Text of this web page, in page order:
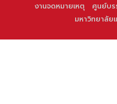
งานจดหมายเหตุ
ศูนย์บร
มหาวิทยาลัย